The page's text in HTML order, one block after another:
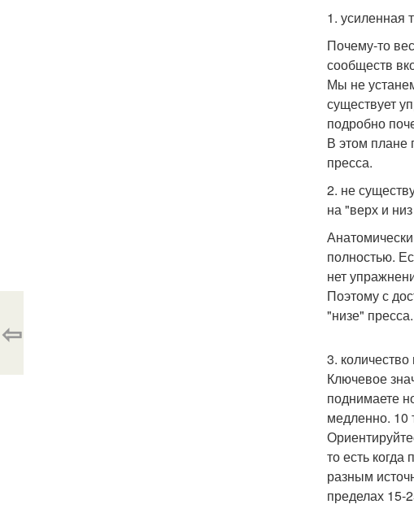
1. усиленная
Почему-то
сообществ
Мы не
существует
подробно
В этом плане
пресса.
2. не
на "верх и
полностью.
нет
Поэтому с
"низе" пресса.
3.
Ключевое
поднимаете
медленно. 10
то есть
разным
пределах 15-
⇦